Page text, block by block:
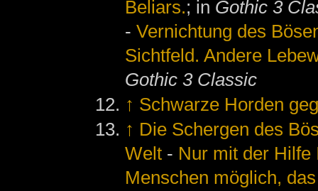
Beliars.; in Gothic 3
-Vernichtung des
Sichtfeld. Andere
Gothic 3 Classic
↑ Schwarze Horden
↑ Die Schergen des
Welt - Nur mit der Hilfe
Menschen möglich,